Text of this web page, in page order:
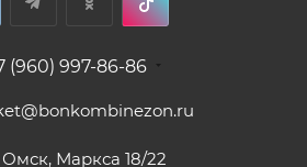
(960) 997-86-86
Омск, Маркса 18/22